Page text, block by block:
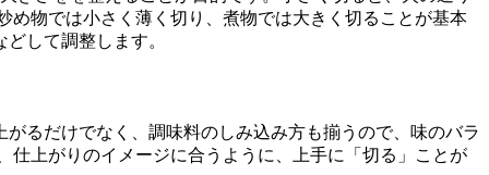
物では小さく薄く切り、煮物では大きく切ることが基本
して調整します。
るだけでなく、調味料のしみ込み方も揃うので、味のバラ
上がりのイメージに合うように、上手に「切る」ことが